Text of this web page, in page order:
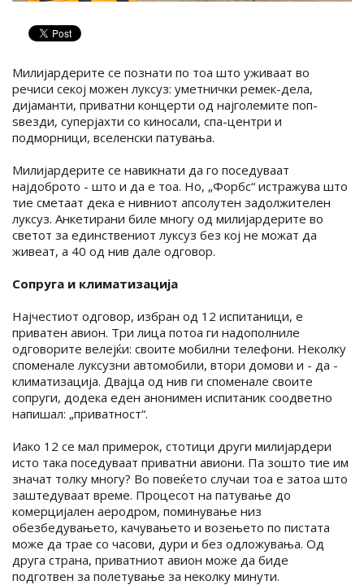
Милијардерите се познати по тоа што уживаат во
речиси секој можен луксуз: уметнички ремек-дела,
дијаманти, приватни концерти од најголемите поп-
ѕвезди, суперјахти со киносали, спа-центри и
подморници, вселенски патувања.
Милијардерите се навикнати да го поседуваат
најдоброто - што и да е тоа. Но, „Форбс“ истражува што
тие сметаат дека е нивниот апсолутен задолжителен
луксуз. Анкетирани биле многу од милијардерите во
светот за единствениот луксуз без кој не можат да
живеат, а 40 од нив дале одговор.
Сопруга и климатизација
Најчестиот одговор, избран од 12 испитаници, е
приватен авион. Три лица потоа ги надополниле
одговорите велејќи: своите мобилни телефони. Неколку
споменале луксузни автомобили, втори домови и - да -
климатизација. Двајца од нив ги споменале своите
сопруги, додека еден анонимен испитаник соодветно
напишал: „приватност“.
Иако 12 се мал примерок, стотици други милијардери
исто така поседуваат приватни авиони. Па зошто тие им
значат толку многу? Во повеќето случаи тоа е затоа што
заштедуваат време. Процесот на патување до
комерцијален аеродром, поминување низ
обезбедувањето, качувањето и возењето по пистата
може да трае со часови, дури и без одложувања. Од
друга страна, приватниот авион може да биде
подготвен за полетување за неколку минути.